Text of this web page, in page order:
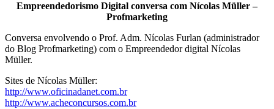
Empreendedorismo Digital conversa com Nícolas Müller –
Profmarketing
Conversa envolvendo o Prof. Adm. Nícolas Furlan (administrador
do Blog Profmarketing) com o Empreendedor digital Nícolas
Müller.
Sites de Nícolas Müller:
http://www.oficinadanet.com.br
http://www.acheconcursos.com.br